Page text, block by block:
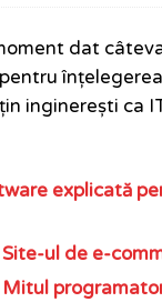
dat
inginerești ca
explicată
ul de e-